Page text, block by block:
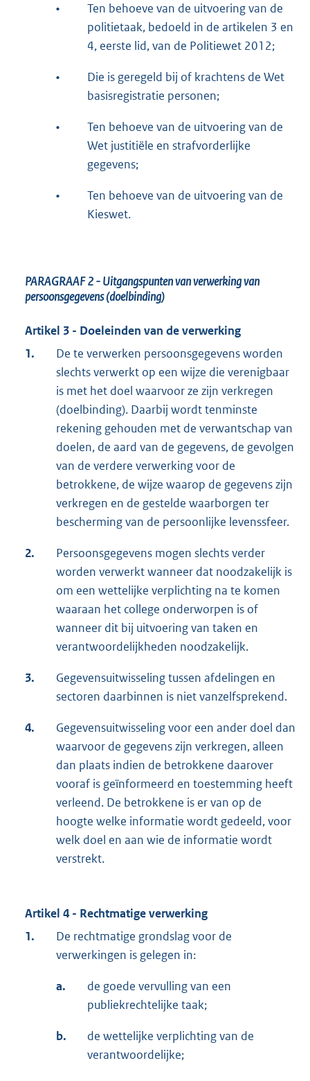
•
Ten behoeve van de uitvoering van de
politietaak, bedoeld in de artikelen 3 en
4, eerste lid, van de Politiewet 2012;
•
Die is geregeld bij of krachtens de Wet
basisregistratie personen;
•
Ten behoeve van de uitvoering van de
Wet justitiële en strafvorderlijke
gegevens;
•
Ten behoeve van de uitvoering van de
Kieswet.
PARAGRAAF 2- Uitgangspunten van verwerking van
persoonsgegevens (doelbinding)
Artikel 3 - Doeleinden van de verwerking
1.
De te verwerken persoonsgegevens worden
slechts verwerkt op een wijze die verenigbaar
is met het doel waarvoor ze zijn verkregen
(doelbinding). Daarbij wordt tenminste
rekening gehouden met de verwantschap van
doelen, de aard van de gegevens, de gevolgen
van de verdere verwerking voor de
betrokkene, de wijze waarop de gegevens zijn
verkregen en de gestelde waarborgen ter
bescherming van de persoonlijke levenssfeer.
2.
Persoonsgegevens mogen slechts verder
worden verwerkt wanneer dat noodzakelijk is
om een wettelijke verplichting na te komen
waaraan het college onderworpen is of
wanneer dit bij uitvoering van taken en
verantwoordelijkheden noodzakelijk.
3.
Gegevensuitwisseling tussen afdelingen en
sectoren daarbinnen is niet vanzelfsprekend.
4.
Gegevensuitwisseling voor een ander doel dan
waarvoor de gegevens zijn verkregen, alleen
dan plaats indien de betrokkene daarover
vooraf is geïnformeerd en toestemming heeft
verleend. De betrokkene is er van op de
hoogte welke informatie wordt gedeeld, voor
welk doel en aan wie de informatie wordt
verstrekt.
Artikel 4 - Rechtmatige verwerking
1.
De rechtmatige grondslag voor de
verwerkingen is gelegen in:
a.
de goede vervulling van een
publiekrechtelijke taak;
b.
de wettelijke verplichting van de
verantwoordelijke;